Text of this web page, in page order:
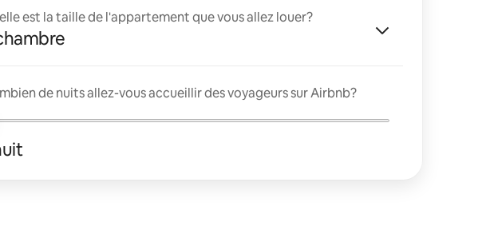
est la taille de l'appartement que vous allez louer?
de nuits allez-vous accueillir des voyageurs sur Airbnb?